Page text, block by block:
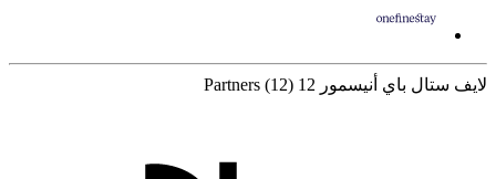
لايف ستال باي أنيسمور 12 Partners
(12)